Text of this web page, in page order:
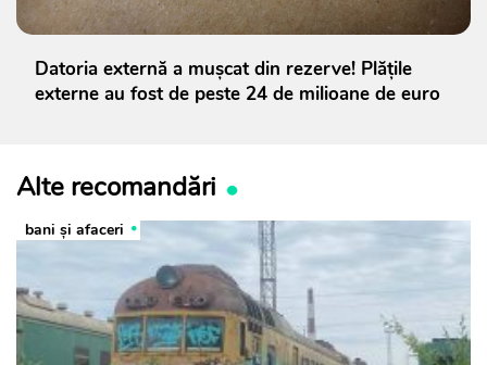
Datoria externă a mușcat din rezerve! Plățile
externe au fost de peste 24 de milioane de euro
Alte recomandări
bani și afaceri